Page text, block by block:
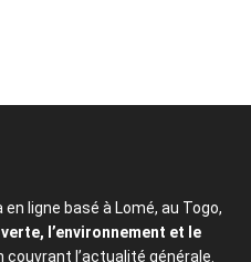
ligne basé à Lomé, au Togo,
verte, l’environnement et le
couvrant l’actualité générale.